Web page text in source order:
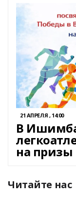
21 АПРЕЛЯ , 14:00
В
на призы
Читайте нас